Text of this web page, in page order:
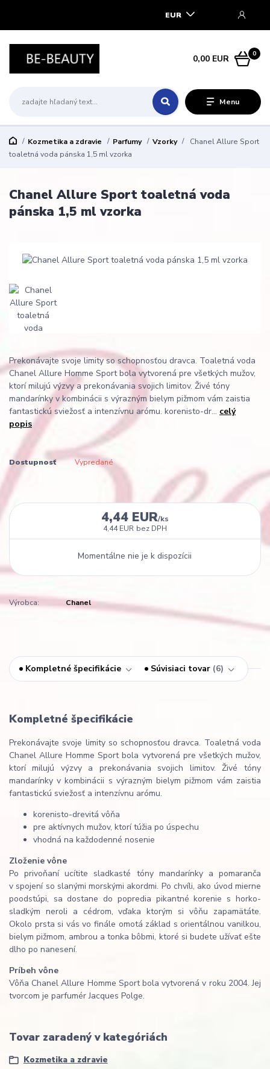
Menu
EUR
0
0,00 EUR
Kozmetika a zdravie Parfumy Vzorky
Chanel Allure Sport
toaletná voda pánska 1,5 ml vzorka
Chanel Allure Sport toaletná voda
pánska 1,5 ml vzorka
Prekonávajte svoje limity so schopnosťou dravca. Toaletná voda
Chanel Allure Homme Sport bola vytvorená pre všetkých mužov,
ktorí milujú výzvy a prekonávania svojich limitov. Živé tóny
mandarínky v kombinácii s výrazným bielym pižmom vám zaistia
fantastickú sviežosť a intenzívnu arómu. korenisto-dr... celý
popis
Dostupnosť Vypredané
4,44 EUR/ks
4,44 EUR bez DPH
Momentálne nie je k dispozícii
Výrobca: Chanel
Kompletné špecifikácie Súvisiaci tovar 6
Kompletné špecifikácie
Prekonávajte svoje limity so schopnosťou dravca. Toaletná voda
Chanel Allure Homme Sport bola vytvorená pre všetkých mužov,
ktorí milujú výzvy a prekonávania svojich limitov. Živé tóny
mandarínky v kombinácii s výrazným bielym pižmom vám zaistia
fantastickú sviežosť a intenzívnu arómu.
korenisto-drevitá vôňa
pre aktívnych mužov, ktorí túžia po úspechu
vhodná na každodenné nosenie
Zloženie vône
Po privoňaní ucítite sladkasté tóny mandarínky a pomaranča
v spojení so slanými morskými akordmi. Po chvíli, ako úvod mierne
poodstúpi, sa dostane do popredia pikantné korenie s horko-
sladkým neroli a cédrom, vďaka ktorým si vôňu zapamätáte.
Okolo prsta si vás vo finále omotá základ s orientálnou vanilkou,
bielym pižmom, ambrou a tonka bôbmi, ktoré si budete užívať ešte
dlho po nanesení.
Príbeh vône
Vôňa Chanel Allure Homme Sport bola vytvorená v roku 2004. Jej
tvorcom je parfumér Jacques Polge.
Tovar zaradený v kategóriách
Kozmetika a zdravie